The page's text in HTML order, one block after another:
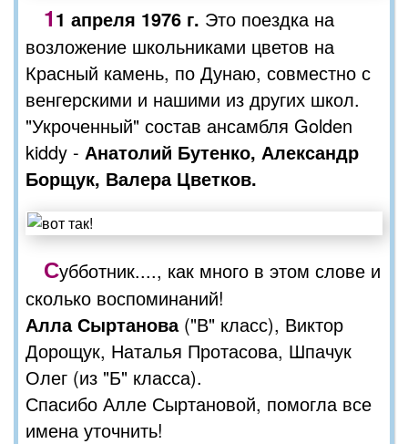
11 апреля 1976 г. Это поездка на
возложение школьниками цветов на
Красный камень, по Дунаю, совместно с
венгерскими и нашими из других школ.
"Укроченный" состав ансамбля Golden
kiddy - Анатолий Бутенко, Александр
Борщук, Валера Цветков.
Субботник...., как много в этом слове и
сколько воспоминаний!
Алла Сыртанова("В" класс), Виктор
Дорощук, Наталья Протасова, Шпачук
Олег (из "Б" класса).
Спасибо Алле Сыртановой, помогла все
имена уточнить!